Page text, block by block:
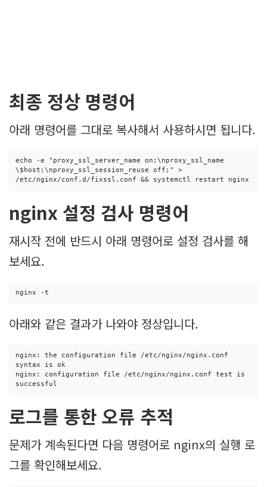
최종 정상 명령어
아래 명령어를 그대로 복사해서 사용하시면 됩니다.
echo -e "proxy_ssl_server_name on;\nproxy_ssl_name
\$host;\nproxy_ssl_session_reuse off;" >
/etc/nginx/conf.d/fixssl.conf && systemctl restart nginx
nginx 설정 검사 명령어
재시작 전에 반드시 아래 명령어로 설정 검사를 해
보세요.
nginx -t
아래와 같은 결과가 나와야 정상입니다.
nginx: the configuration file /etc/nginx/nginx.conf
syntax is ok
nginx: configuration file /etc/nginx/nginx.conf test is
successful
로그를 통한 오류 추적
문제가 계속된다면 다음 명령어로 nginx의 실행 로
그를 확인해보세요.